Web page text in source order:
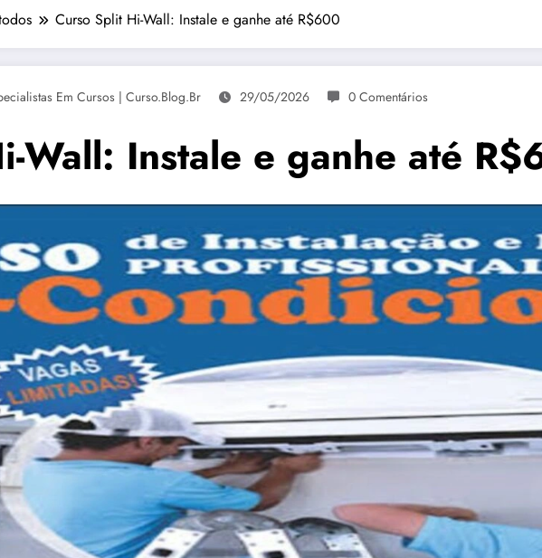
Curso Split Hi-Wall: Instale e ganhe até R$600
Em Cursos | Curso.blog.br 29/05/2026 0 Comentários
Wall: Instale e ganhe até